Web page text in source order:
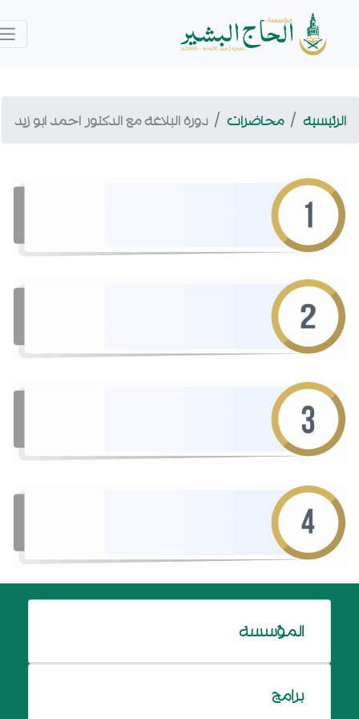
دورة البلاغة مع الدكتور احمد ابو زيد محاضرات
المؤسسة
برامج